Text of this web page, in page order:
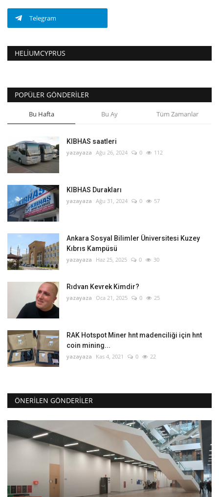
Telegram
HELIUMCYPRUS
POPÜLER GÖNDERILER
Bu Hafta Bu Ay Tüm Zamanlar
KIBHAS saatleri
yazayaza Ağu 26, 2024 0 112
KIBHAS Durakları
yazayaza Ağu 31, 2024 0 57
Ankara Sosyal Bilimler Üniversitesi Kuzey
Kıbrıs Kampüsü
yazayaza Haz 25, 2025 0 30
Rıdvan Kevrek Kimdir?
yazayaza Oca 21, 2025 0 25
RAK Hotspot Miner hnt madenciliği için hnt
coin mining...
yazayaza Kas 4, 2021 0 22
ÖNERILEN GÖNDERILER